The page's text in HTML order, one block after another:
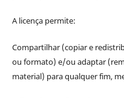
A licença permite:
Compartilhar (copiar e
ou formato) e/ou adaptar
material) para qualquer fim,